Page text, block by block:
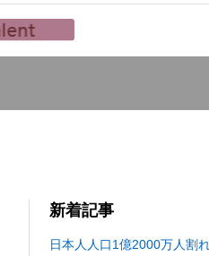
新着記事
日本人人口1億2000万人割